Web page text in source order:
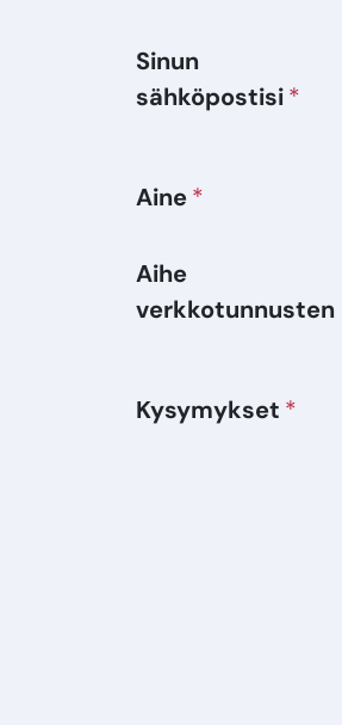
Sinun
sähköpostisi
Aine
Aihe
verkkotunnusten
Kysymykset